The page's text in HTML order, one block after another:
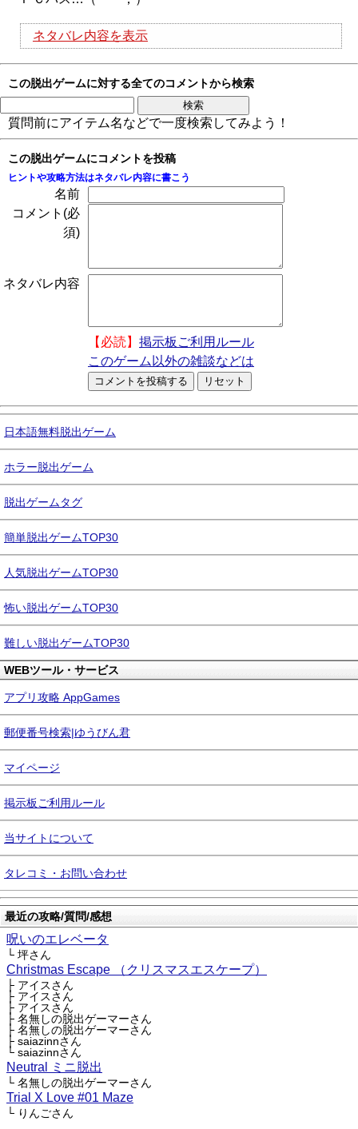
ネタバレ内容を表示
この脱出ゲームに対する全てのコメントから検索
質問前にアイテム名などで一度検索してみよう！
この脱出ゲームにコメントを投稿
ヒントや攻略方法はネタバレ内容に書こう
名前
コメント(必
須)
ネタバレ内容
【必読】 掲示板ご利用ルール
このゲーム以外の雑談などは
日本語無料脱出ゲーム
ホラー脱出ゲーム
脱出ゲームタグ
簡単脱出ゲームTOP30
人気脱出ゲームTOP30
怖い脱出ゲームTOP30
難しい脱出ゲームTOP30
WEBツール・サービス
アプリ攻略 AppGames
郵便番号検索|ゆうびん君
マイページ
掲示板ご利用ルール
当サイトについて
タレコミ・お問い合わせ
最近の攻略/質問/感想
呪いのエレベータ
└ 坪さん
Christmas Escape （クリスマスエスケープ）
├ アイスさん
├ アイスさん
├ アイスさん
├ 名無しの脱出ゲーマーさん
├ 名無しの脱出ゲーマーさん
├ saiazinnさん
└ saiazinnさん
Neutral ミニ脱出
└ 名無しの脱出ゲーマーさん
Trial X Love #01 Maze
└ りんごさん